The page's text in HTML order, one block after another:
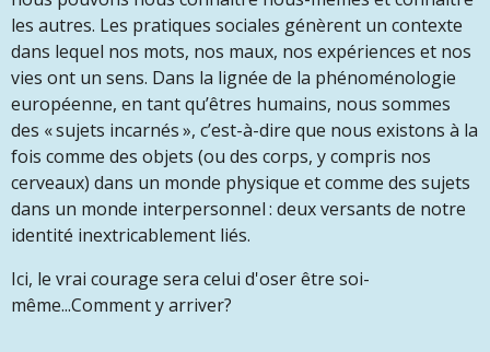
les autres. Les pratiques sociales génèrent un contexte
dans lequel nos mots, nos maux, nos expériences et nos
vies ont un sens. Dans la lignée de la phénoménologie
européenne, en tant qu’êtres humains, nous sommes
des « sujets incarnés », c’est-à-dire que nous existons à la
fois comme des objets (ou des corps, y compris nos
cerveaux) dans un monde physique et comme des sujets
dans un monde interpersonnel : deux versants de notre
identité inextricablement liés.
Ici, le vrai courage sera celui d'oser être soi-
même...Comment y arriver?